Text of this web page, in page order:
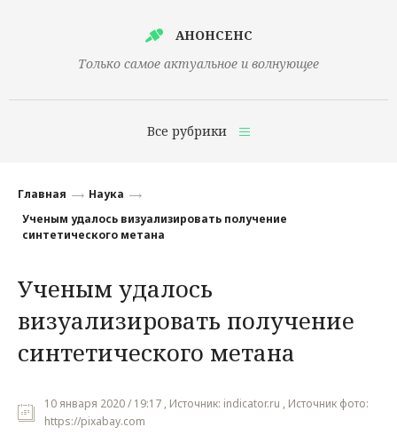
АНОНСЕНС
Только самое актуальное и волнующее
Все рубрики
Финансы
Наука
Культура
Общество
Мнения
Главная
Наука
Ученым удалось визуализировать получение
синтетического метана
Ученым удалось
визуализировать получение
синтетического метана
10 января 2020 / 19:17 , Источник: indicator.ru , Источник фото:
https://pixabay.com